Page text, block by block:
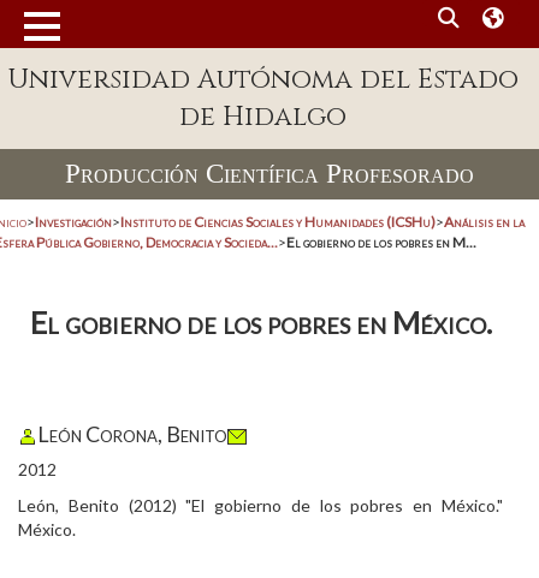
Universidad Autónoma del Estado
de Hidalgo
Producción Científica Profesorado
>Investigación>Instituto de Ciencias Sociales y Humanidades (ICSHu)>Análisis en la
Pública Gobierno, Democracia y Socieda...>El gobierno de los pobres en M...
El gobierno de los pobres en México.
León Corona, Benito
2012
León, Benito (2012) "El gobierno de los pobres en México."
México.